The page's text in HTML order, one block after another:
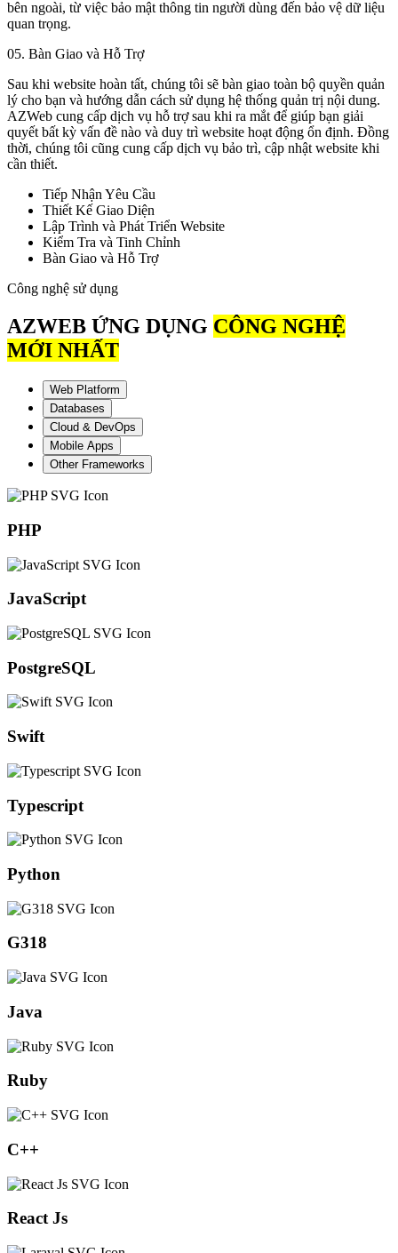
bên ngoài, từ việc bảo mật thông tin người dùng đến bảo vệ dữ liệu
quan trọng.
05. Bàn Giao và Hỗ Trợ
Sau khi website hoàn tất, chúng tôi sẽ bàn giao toàn bộ quyền quản
lý cho bạn và hướng dẫn cách sử dụng hệ thống quản trị nội dung.
AZWeb cung cấp dịch vụ hỗ trợ sau khi ra mắt để giúp bạn giải
quyết bất kỳ vấn đề nào và duy trì website hoạt động ổn định. Đồng
thời, chúng tôi cũng cung cấp dịch vụ bảo trì, cập nhật website khi
cần thiết.
Tiếp Nhận Yêu Cầu
Thiết Kế Giao Diện
Lập Trình và Phát Triển Website
Kiểm Tra và Tinh Chỉnh
Bàn Giao và Hỗ Trợ
Công nghệ sử dụng
AZWEB ỨNG DỤNG CÔNG NGHỆ
MỚI NHẤT
Web Platform
Databases
Cloud & DevOps
Mobile Apps
Other Frameworks
PHP
JavaScript
PostgreSQL
Swift
Typescript
Python
G318
Java
Ruby
C++
React Js